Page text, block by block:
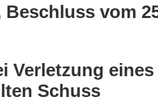
Beschluss vom
Verletzung
Schuss